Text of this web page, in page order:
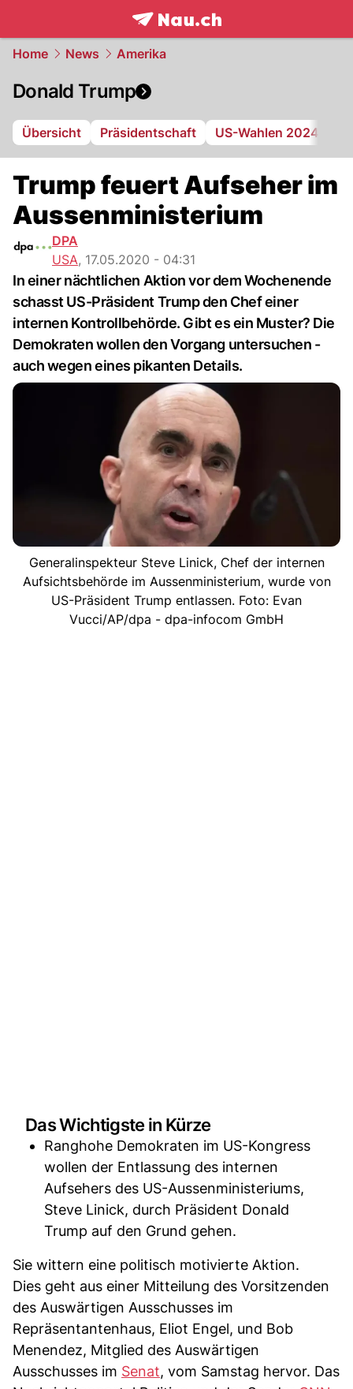
frontpage.NAU.ch
Home News Amerika
Donald Trump
Übersicht Präsidentschaft US-Wahlen 2024
Trump feuert Aufseher im
Aussenministerium
DPA
USA, 17.05.2020 - 04:31
In einer nächtlichen Aktion vor dem Wochenende
schasst US-Präsident Trump den Chef einer
internen Kontrollbehörde. Gibt es ein Muster? Die
Demokraten wollen den Vorgang untersuchen -
auch wegen eines pikanten Details.
Generalinspekteur Steve Linick, Chef der internen
Aufsichtsbehörde im Aussenministerium, wurde von
US-Präsident Trump entlassen. Foto: Evan
Vucci/AP/dpa - dpa-infocom GmbH
Das Wichtigste in Kürze
Ranghohe Demokraten im US-Kongress
wollen der Entlassung des internen
Aufsehers des US-Aussenministeriums,
Steve Linick, durch Präsident Donald
Trump auf den Grund gehen.
Sie wittern eine politisch motivierte Aktion.
Dies geht aus einer Mitteilung des Vorsitzenden
des Auswärtigen Ausschusses im
Repräsentantenhaus, Eliot Engel, und Bob
Menendez, Mitglied des Auswärtigen
Ausschusses im Senat, vom Samstag hervor. Das